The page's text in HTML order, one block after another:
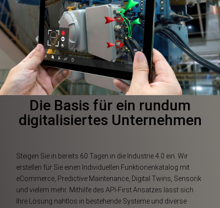
Die Basis für ein rundum
digitalisiertes Unternehmen
Steigen Sie in bereits 60 Tagen in die Industrie 4.0 ein. Wir
erstellen für Sie einen Individuellen Funktionenkatalog mit
eCommerce, Predictive Maintenance, Digital Twins, Sensorik
und vielem mehr. Mithilfe des API-First Ansatzes lässt sich
Ihre Lösung nahtlos in bestehende Systeme und diverse